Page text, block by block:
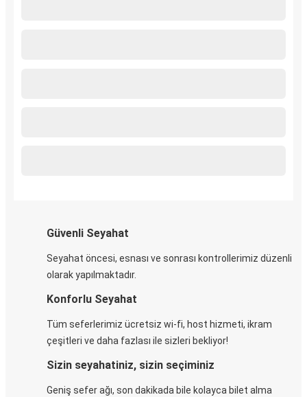
Güvenli Seyahat
Seyahat öncesi, esnası ve sonrası kontrollerimiz düzenli
olarak yapılmaktadır.
Konforlu Seyahat
Tüm seferlerimiz ücretsiz wi-fi, host hizmeti, ikram
çeşitleri ve daha fazlası ile sizleri bekliyor!
Sizin seyahatiniz, sizin seçiminiz
Geniş sefer ağı, son dakikada bile kolayca bilet alma